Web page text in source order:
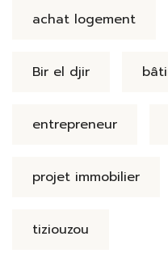
achat logement
Bir el djir
entrepreneur
projet immobilier
tiziouzou